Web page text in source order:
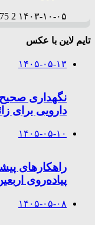
۱۴۰۳-۱۰-۰۵ 2
تایم لاین با عکس
۱۴۰۵-۰۵-۱۳
نگهداری
دارویی برای
۱۴۰۵-۰۵-۱۰
راهکارهای
پیاده‌روی
۱۴۰۵-۰۵-۰۸